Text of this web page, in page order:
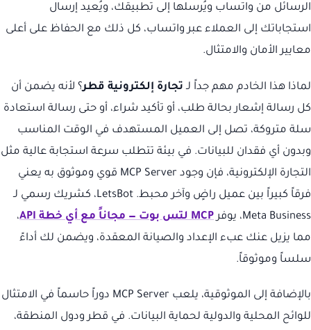
الرسائل من واتساب ويُرسلها إلى تطبيقك، ويُعيد إرسال
استجاباتك إلى العملاء عبر واتساب، كل ذلك مع الحفاظ على أعلى
معايير الأمان والامتثال.
لماذا هذا الخادم مهم جداً لـ تجارة إلكترونية قطر؟ لأنه يضمن أن
كل رسالة إشعار بحالة طلب، أو تأكيد شراء، أو حتى رسالة استعادة
سلة متروكة، تصل إلى العميل المستهدف في الوقت المناسب
وبدون أي فقدان للبيانات. في بيئة تتطلب سرعة استجابة عالية مثل
التجارة الإلكترونية، فإن وجود MCP Server قوي وموثوق به يعني
فرقاً كبيراً بين عميل راضٍ وآخر محبط. LetsBot، كشريك رسمي لـ
Meta Business، يوفر
MCP لتس بوت — مجاناً مع أي خطة API
،
مما يزيل عنك عبء الإعداد والصيانة المعقدة، ويضمن لك أداءً
سلساً وموثوقاً.
بالإضافة إلى الموثوقية، يلعب MCP Server دوراً حاسماً في الامتثال
للوائح المحلية والدولية لحماية البيانات. في قطر ودول المنطقة،